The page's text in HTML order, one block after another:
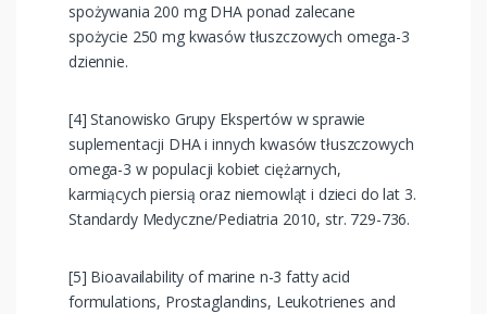
spożywania 200 mg DHA ponad zalecane
spożycie 250 mg kwasów tłuszczowych omega-3
dziennie.
[4] Stanowisko Grupy Ekspertów w sprawie
suplementacji DHA i innych kwasów tłuszczowych
omega-3 w populacji kobiet ciężarnych,
karmiących piersią oraz niemowląt i dzieci do lat 3.
Standardy Medyczne/Pediatria 2010, str. 729-736.
[5] Bioavailability of marine n-3 fatty acid
formulations, Prostaglandins, Leukotrienes and